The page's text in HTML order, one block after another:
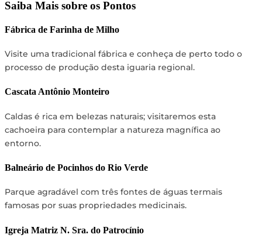
Saiba Mais sobre os Pontos
Fábrica de Farinha de Milho
Visite uma tradicional fábrica e conheça de perto todo o
processo de produção desta iguaria regional.
Cascata Antônio Monteiro
Caldas é rica em belezas naturais; visitaremos esta
cachoeira para contemplar a natureza magnífica ao
entorno.
Balneário de Pocinhos do Rio Verde
Parque agradável com três fontes de águas termais
famosas por suas propriedades medicinais.
Igreja Matriz N. Sra. do Patrocínio